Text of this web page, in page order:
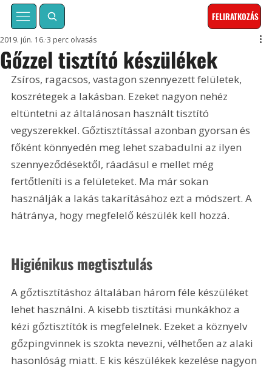
FELIRATKOZÁS
Gőzzel tisztító készülékek
2019. jún. 16. 3 perc olvasás
Zsíros, ragacsos, vastagon szennyezett felületek,
koszrétegek a lakásban. Ezeket nagyon nehéz
eltüntetni az általánosan használt tisztító
vegyszerekkel. Gőztisztítással azonban gyorsan és
főként könnyedén meg lehet szabadulni az ilyen
szennyeződésektől, ráadásul e mellet még
fertőtleníti is a felületeket. Ma már sokan
használják a lakás takarításához ezt a módszert. A
hátránya, hogy megfelelő készülék kell hozzá.
Higiénikus megtisztulás
A gőztisztításhoz általában három féle készüléket
lehet használni. A kisebb tisztítási munkákhoz a
kézi gőztisztítók is megfelelnek. Ezeket a köznyelv
gőzpingvinnek is szokta nevezni, vélhetően az alaki
hasonlóság miatt. E kis készülékek kezelése nagyon